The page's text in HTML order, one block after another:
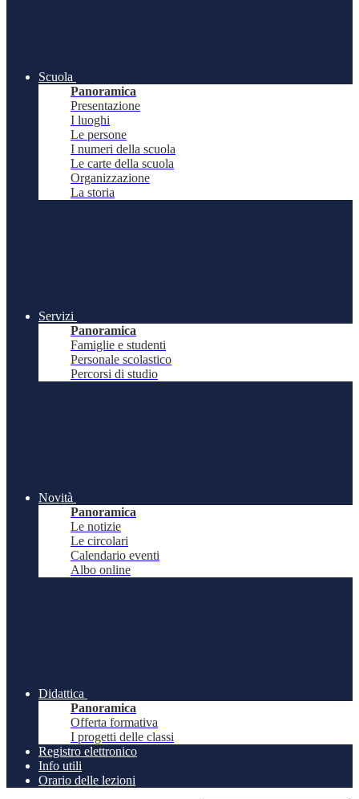
Scuola
Panoramica
Presentazione
I luoghi
Le persone
I numeri della scuola
Le carte della scuola
Organizzazione
La storia
Servizi
Panoramica
Famiglie e studenti
Personale scolastico
Percorsi di studio
Novità
Panoramica
Le notizie
Le circolari
Calendario eventi
Albo online
Didattica
Panoramica
Offerta formativa
I progetti delle classi
Registro elettronico
Info utili
Orario delle lezioni